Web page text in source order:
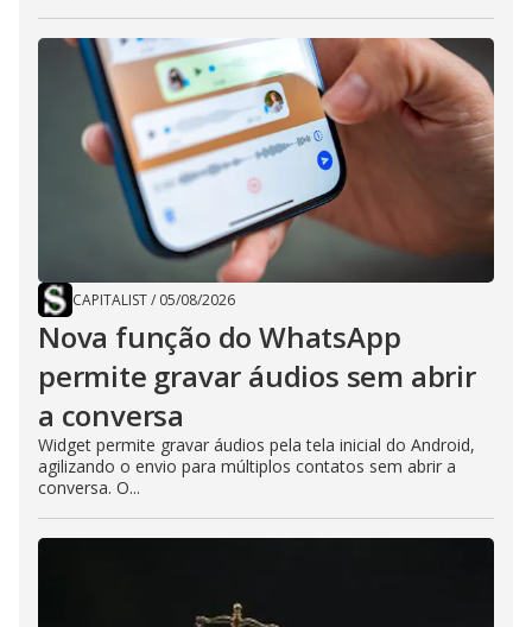
CAPITALIST/ 05/08/2026
Nova função do WhatsApp
permite gravar áudios sem abrir
a conversa
Widget permite gravar áudios pela tela inicial do Android,
agilizando o envio para múltiplos contatos sem abrir a
conversa. O...